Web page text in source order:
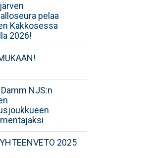
pelaa
Kakkosessa
2026!
NJS:n
2025